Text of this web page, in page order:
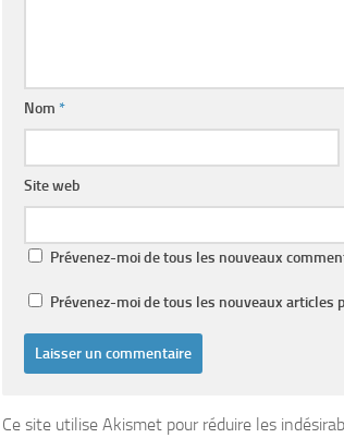
Nom *
Site web
Prévenez-moi de tous les nouveaux
Prévenez-moi de tous les nouveaux articles
Ce site utilise Akismet pour réduire les